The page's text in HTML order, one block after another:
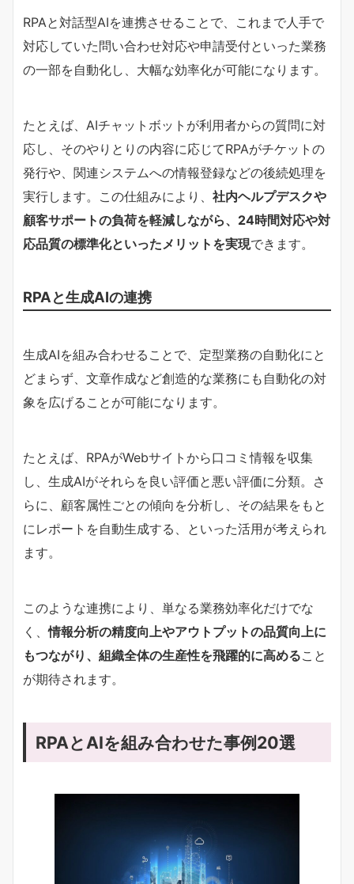
RPAと対話型AIを連携させることで、これまで人手で
対応していた問い合わせ対応や申請受付といった業務
の一部を自動化し、大幅な効率化が可能になります。
たとえば、AIチャットボットが利用者からの質問に対
応し、そのやりとりの内容に応じてRPAがチケットの
発行や、関連システムへの情報登録などの後続処理を
実行します。この仕組みにより、 社内ヘルプデスクや
顧客サポートの負荷を軽減しながら、24時間対応や対
応品質の標準化といったメリットを実現できます。
RPAと生成AIの連携
生成AIを組み合わせることで、定型業務の自動化にと
どまらず、文章作成など創造的な業務にも自動化の対
象を広げることが可能になります。
たとえば、RPAがWebサイトから口コミ情報を収集
し、生成AIがそれらを良い評価と悪い評価に分類。さ
らに、顧客属性ごとの傾向を分析し、その結果をもと
にレポートを自動生成する、といった活用が考えられ
ます。
このような連携により、単なる業務効率化だけでな
く、情報分析の精度向上やアウトプットの品質向上に
もつながり、組織全体の生産性を飛躍的に高めること
が期待されます。
RPAとAIを組み合わせた事例20選